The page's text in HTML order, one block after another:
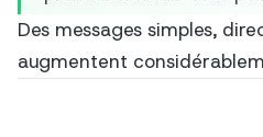
Des messages simples,
augmentent